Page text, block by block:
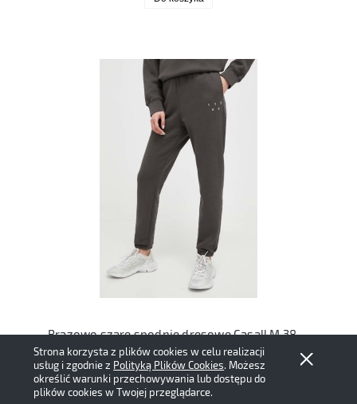
Strona korzysta z plików cookies w celu realizacji
usług i zgodnie z Polityką Plików Cookies. Możesz
określić warunki przechowywania lub dostępu do
plików cookies w Twojej przeglądarce.
Brązowo szare spodnie dresowe Casall M 38 bawełna organiczna czekoladowe
90,00 zł
Do koszyka